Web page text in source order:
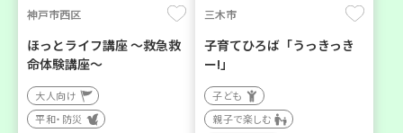
神戸市西区
ほっとライフ講座 ～救急救
命体験講座～
大人向け
平和・防災
三木市
子育てひろば「うっきっき
ー!」
子ども
親子で楽しむ